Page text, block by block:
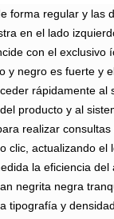
forma regular y las
en el lado
con el
y negro es fuerte y
rápidamente
producto y al
realizar
clic, actualizando
la eficiencia
negrita negra
tipografía y